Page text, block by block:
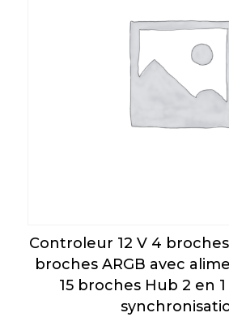
Controleur 12 V 4
broches ARGB avec
15 broches Hub 2 en